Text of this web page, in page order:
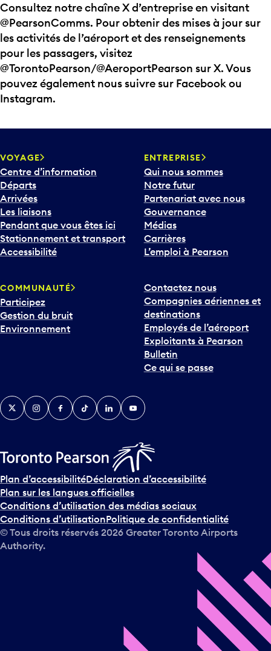
Consultez notre chaîne X d’entreprise en visitant
@PearsonComms. Pour obtenir des mises à jour sur
les activités de l’aéroport et des renseignements
pour les passagers, visitez
@TorontoPearson/@AeroportPearson sur X. Vous
pouvez également nous suivre sur Facebook ou
Instagram.
VOYAGE
Centre d’information
Départs
Arrivées
Les liaisons
Pendant que vous êtes ici
Stationnement et transport
Accessibilité
ENTREPRISE
Qui nous sommes
Notre futur
Partenariat avec nous
Gouvernance
Médias
Carrières
L’emploi à Pearson
COMMUNAUTÉ
Participez
Gestion du bruit
Environnement
Contactez nous
Compagnies aériennes et
destinations
Employés de l’aéroport
Exploitants à Pearson
Bulletin
Ce qui se passe
TwitterInstagramFacebook
TikTokLinkedInYouTube
Plan d’accessibilitéDéclaration d’accessibilité
Plan sur les langues officielles
Conditions d’utilisation des médias sociaux
Conditions d’utilisationPolitique de confidentialité
© Tous droits réservés 2026 Greater Toronto Airports
Authority.